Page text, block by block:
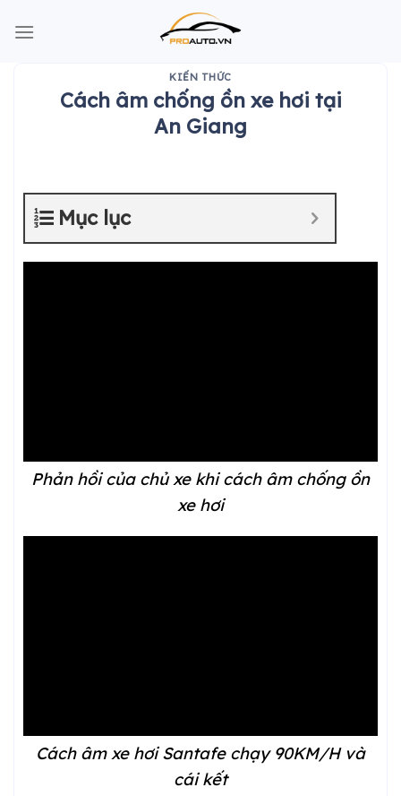
KIẾN THỨC
Cách âm chống ồn xe hơi tại
An Giang
Mục lục
Phản hồi của chủ xe khi cách âm chống ồn
xe hơi
Cách âm xe hơi Santafe chạy 90KM/H và
cái kết